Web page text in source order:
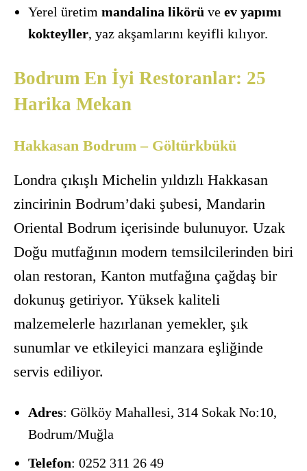
Yerel üretim mandalina likörü ve ev yapımı
kokteyller, yaz akşamlarını keyifli kılıyor.
Bodrum En İyi Restoranlar: 25
Harika Mekan
Hakkasan Bodrum – Göltürkbükü
Londra çıkışlı Michelin yıldızlı Hakkasan
zincirinin Bodrum’daki şubesi, Mandarin
Oriental Bodrum içerisinde bulunuyor. Uzak
Doğu mutfağının modern temsilcilerinden biri
olan restoran, Kanton mutfağına çağdaş bir
dokunuş getiriyor. Yüksek kaliteli
malzemelerle hazırlanan yemekler, şık
sunumlar ve etkileyici manzara eşliğinde
servis ediliyor.
Adres: Gölköy Mahallesi, 314 Sokak No:10,
Bodrum/Muğla
Telefon: 0252 311 26 49